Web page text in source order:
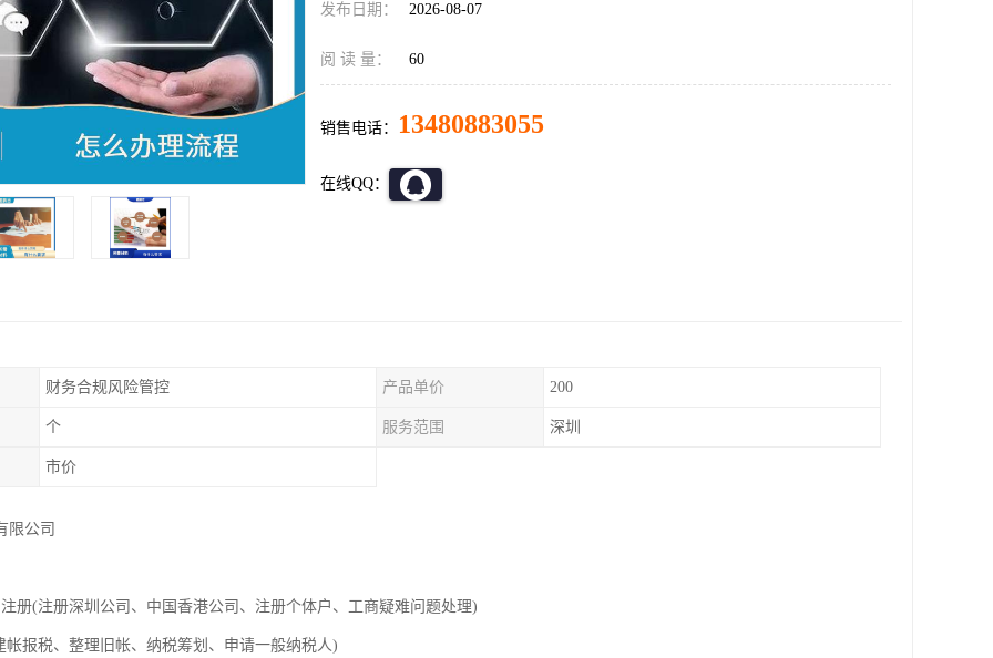
发布日期： 2026-08-07
阅 读 量： 60
销售电话： 13480883055
在线QQ：
财务合规风险管控 产品单价 200
个 服务范围 深圳
市价
限公司
册(注册深圳公司、中国香港公司、注册个体户、工商疑难问题处理)
帐报税、整理旧帐、纳税筹划、申请一般纳税人)